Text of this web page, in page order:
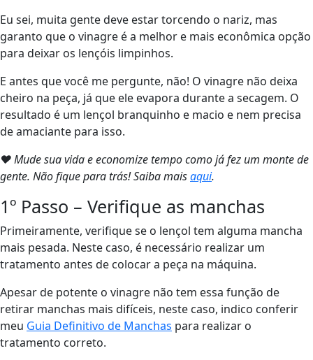
Eu sei, muita gente deve estar torcendo o nariz, mas
garanto que o vinagre é a melhor e mais econômica opção
para deixar os lençóis limpinhos.
E antes que você me pergunte, não! O vinagre não deixa
cheiro na peça, já que ele evapora durante a secagem. O
resultado é um lençol branquinho e macio e nem precisa
de amaciante para isso.
❤ Mude sua vida e economize tempo como já fez um monte de
gente. Não fique para trás! Saiba maisaqui.
1º Passo – Verifique as manchas
Primeiramente, verifique se o lençol tem alguma mancha
mais pesada. Neste caso, é necessário realizar um
tratamento antes de colocar a peça na máquina.
Apesar de potente o vinagre não tem essa função de
retirar manchas mais difíceis, neste caso, indico conferir
meu Guia Definitivo de Manchas para realizar o
tratamento correto.